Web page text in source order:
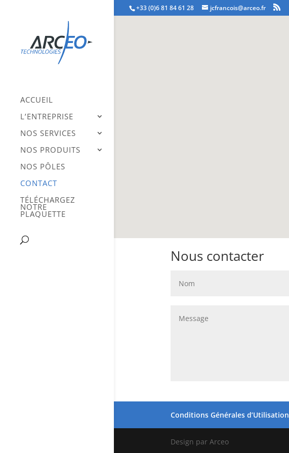
+33 (0)6 81 84 61 28 jcfrancois@arceo.fr
ACCUEIL
L’ENTREPRISE
NOS SERVICES
NOS PRODUITS
NOS PÔLES
CONTACT
TÉLÉCHARGEZ
NOTRE
PLAQUETTE
Nous contacter
Conditions Générales d’Utilisation
Design par Arceo